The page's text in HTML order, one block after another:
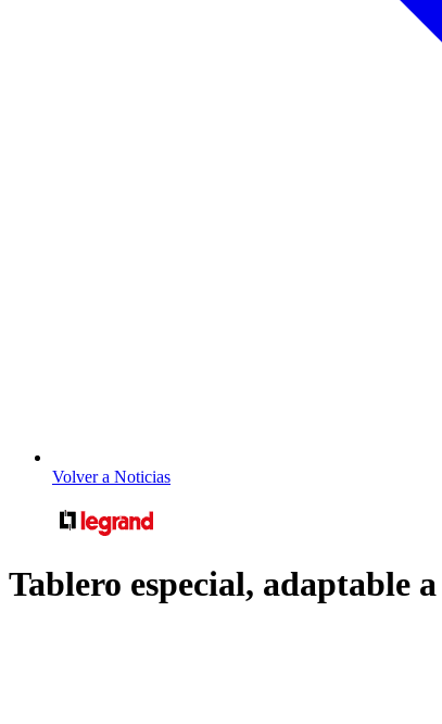
Volver a Noticias
Tablero especial, adaptable